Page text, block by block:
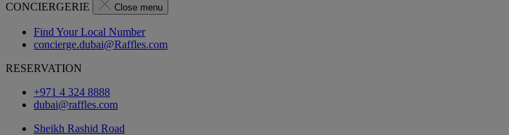
CONCIERGERIE Close menu
Find Your Local Number
concierge.dubai@Raffles.com
RESERVATION
+971 4 324 8888
dubai@raffles.com
Sheikh Rashid Road